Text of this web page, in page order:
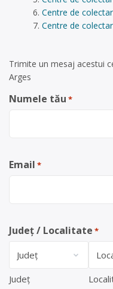
Centre de
Centre de
Trimite un mesaj acestui
Arges
Numele tău *
Email *
Județ / Localitate *
Județ